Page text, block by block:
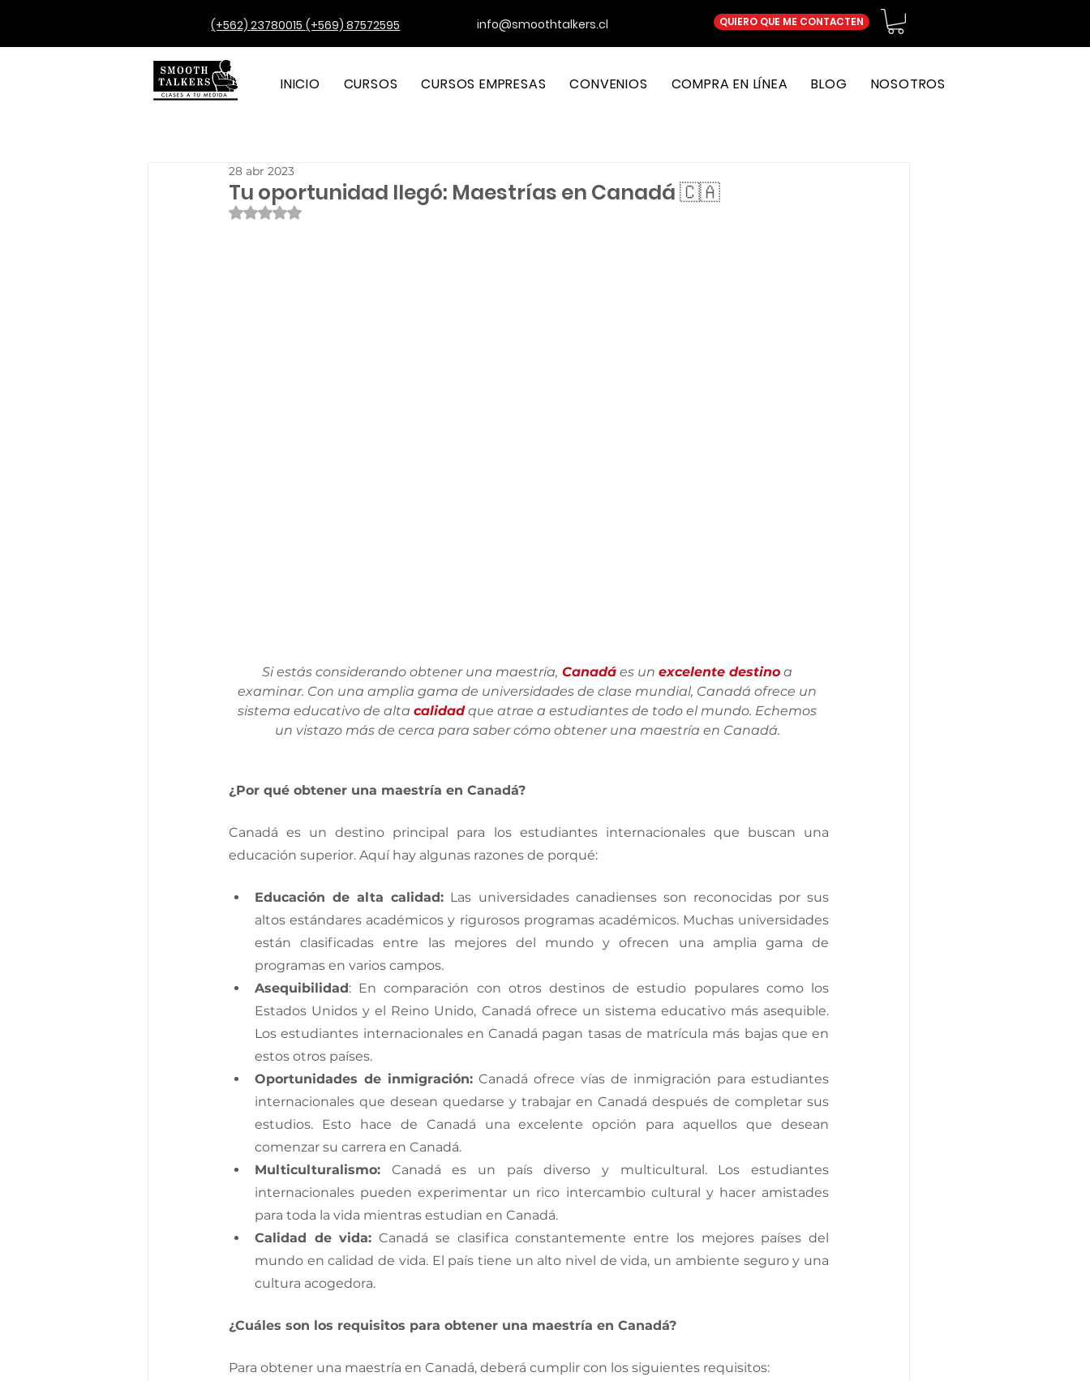
(+562) 23780015 (+569) 87572595 info@smoothtalkers.cl QUIERO QUE ME CONTACTEN
INICIO CURSOS CURSOS EMPRESAS CONVENIOS COMPRA EN LÍNEA BLOG NOSOTROS
Tu oportunidad llegó: Maestrías en Canadá 🇨🇦
28 abr 2023
Obtuvo NaN de 5 estrellas.
Si estás considerando obtener una maestría, Canadá es un excelente destino a
examinar. Con una amplia gama de universidades de clase mundial, Canadá ofrece un
sistema educativo de alta calidad que atrae a estudiantes de todo el mundo. Echemos
un vistazo más de cerca para saber cómo obtener una maestría en Canadá.
¿Por qué obtener una maestría en Canadá?
Canadá es un destino principal para los estudiantes internacionales que buscan una
educación superior. Aquí hay algunas razones de porqué:
Educación de alta calidad: Las universidades canadienses son reconocidas por sus
altos estándares académicos y rigurosos programas académicos. Muchas universidades
están clasificadas entre las mejores del mundo y ofrecen una amplia gama de
programas en varios campos.
Asequibilidad: En comparación con otros destinos de estudio populares como los
Estados Unidos y el Reino Unido, Canadá ofrece un sistema educativo más asequible.
Los estudiantes internacionales en Canadá pagan tasas de matrícula más bajas que en
estos otros países.
Oportunidades de inmigración: Canadá ofrece vías de inmigración para estudiantes
internacionales que desean quedarse y trabajar en Canadá después de completar sus
estudios. Esto hace de Canadá una excelente opción para aquellos que desean
comenzar su carrera en Canadá.
Multiculturalismo: Canadá es un país diverso y multicultural. Los estudiantes
internacionales pueden experimentar un rico intercambio cultural y hacer amistades
para toda la vida mientras estudian en Canadá.
Calidad de vida: Canadá se clasifica constantemente entre los mejores países del
mundo en calidad de vida. El país tiene un alto nivel de vida, un ambiente seguro y una
cultura acogedora.
¿Cuáles son los requisitos para obtener una maestría en Canadá?
Para obtener una maestría en Canadá, deberá cumplir con los siguientes requisitos: